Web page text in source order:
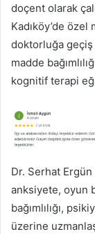
doçent olarak
Kadıköy’de
doktorluğa geçiş
madde
kognitif terapi
Dr. Serhat
anksiyete, oyun
bağımlılığı,
üzerine